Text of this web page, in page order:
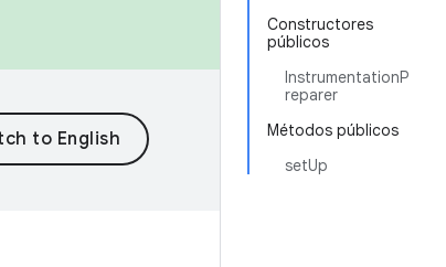
Constructores
públicos
InstrumentationP
reparer
Métodos públicos
setUp